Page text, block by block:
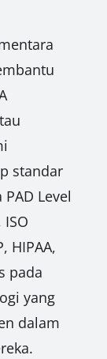
standar
Level
ISO
HIPAA,
pada
yang
dalam